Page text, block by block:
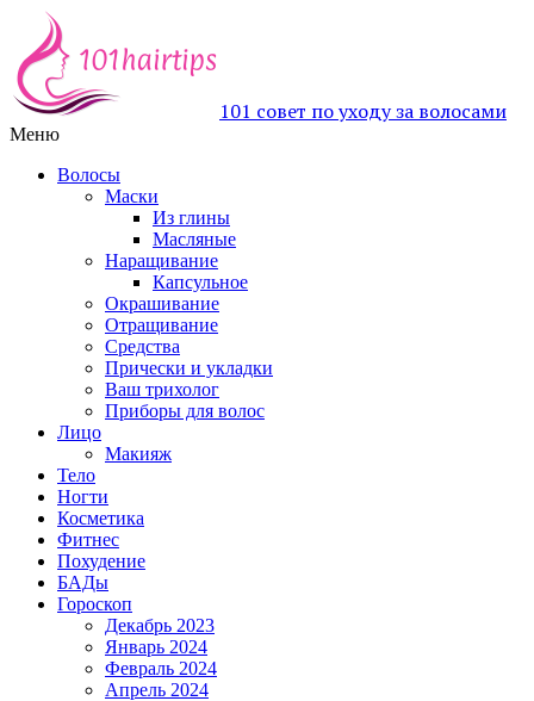
101 совет по уходу за волосами
Меню
Волосы
Маски
Из глины
Масляные
Наращивание
Капсульное
Окрашивание
Отращивание
Средства
Прически и укладки
Ваш трихолог
Приборы для волос
Лицо
Макияж
Тело
Ногти
Косметика
Фитнес
Похудение
БАДы
Гороскоп
Декабрь 2023
Январь 2024
Февраль 2024
Апрель 2024